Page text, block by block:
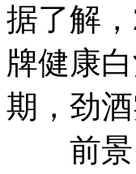
据了解
牌健康
期，劲
前景：